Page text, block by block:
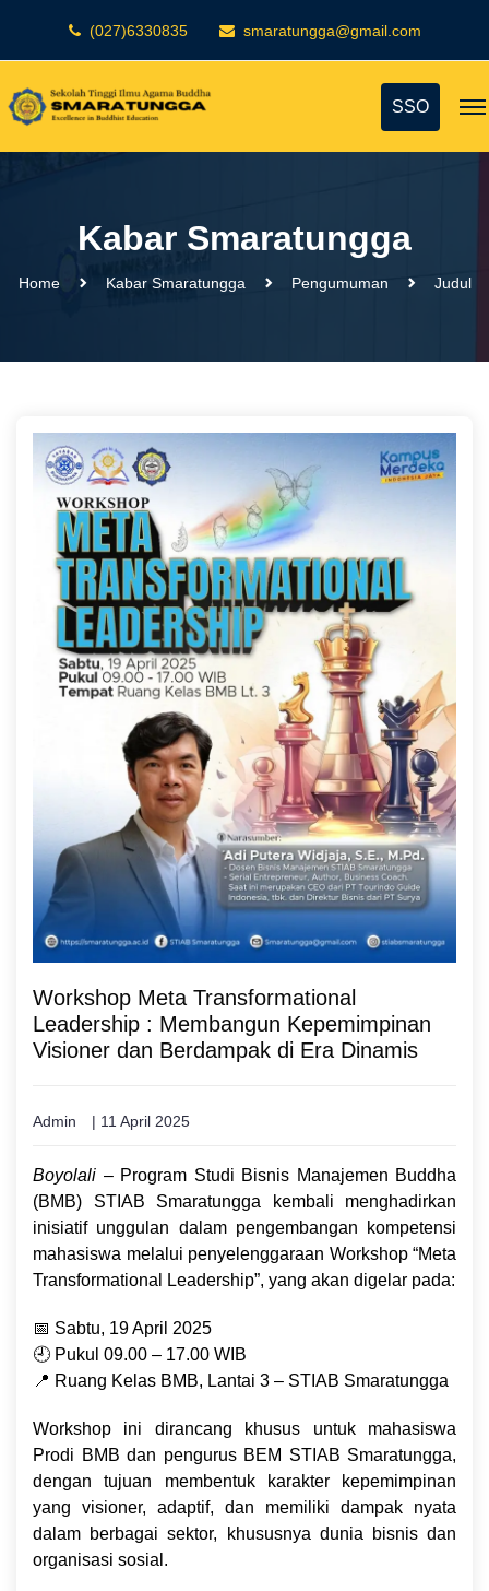
(027)6330835 smaratungga@gmail.com
SSO
Kabar Smaratungga
Home Kabar Smaratungga Pengumuman Judul
Workshop Meta Transformational
Leadership : Membangun Kepemimpinan
Visioner dan Berdampak di Era Dinamis
Admin | 11 April 2025
Boyolali – Program Studi Bisnis Manajemen Buddha
(BMB) STIAB Smaratungga kembali menghadirkan
inisiatif unggulan dalam pengembangan kompetensi
mahasiswa melalui penyelenggaraan Workshop “Meta
Transformational Leadership”, yang akan digelar pada:
📅 Sabtu, 19 April 2025
🕘 Pukul 09.00 – 17.00 WIB
📍 Ruang Kelas BMB, Lantai 3 – STIAB Smaratungga
Workshop ini dirancang khusus untuk mahasiswa
Prodi BMB dan pengurus BEM STIAB Smaratungga,
dengan tujuan membentuk karakter kepemimpinan
yang visioner, adaptif, dan memiliki dampak nyata
dalam berbagai sektor, khususnya dunia bisnis dan
organisasi sosial.